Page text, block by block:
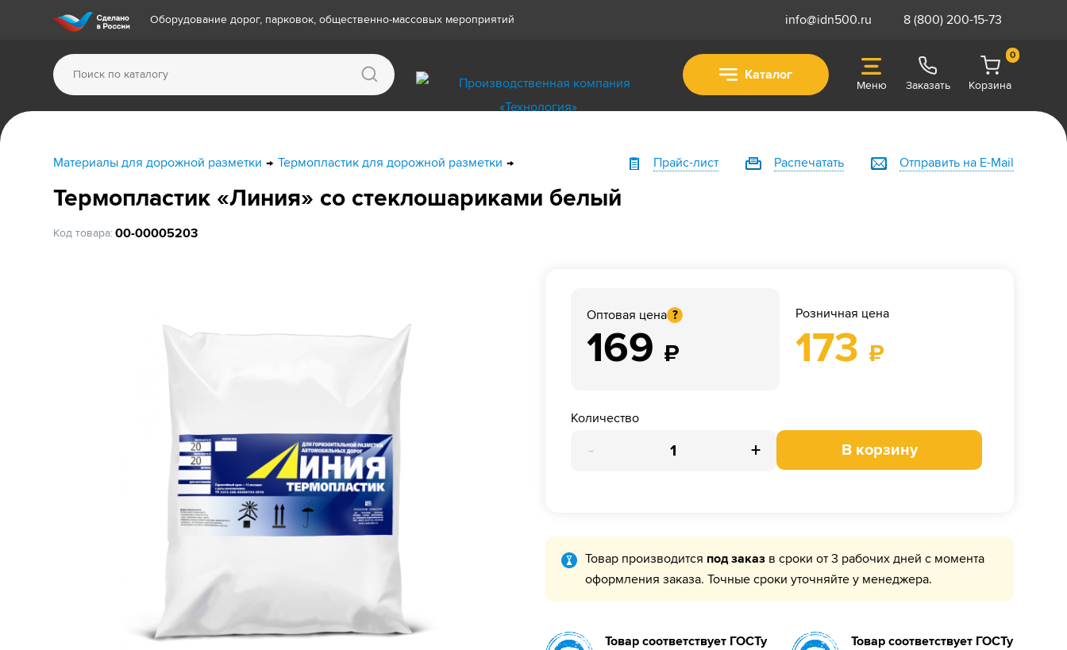
Оборудование дорог, парковок, общественно-массовых мероприятий info@idn500.ru 8 (800) 200-15-73
Каталог
Меню Заказать
0
Корзина
Материалы для дорожной разметки Термопластик для дорожной разметки Прайс-лист Распечатать Отправить на E-Mail
Термопластик «Линия» со стеклошариками белый
Код товара: 00-00005203
Оптовая цена ?
169 ₽
Розничная цена
173 ₽
Количество
- + В корзину
Товар производится под заказ в сроки от 3 рабочих дней с момента
оформления заказа. Точные сроки уточняйте у менеджера.
Товар соответствует ГОСТу
Товар соответствует ГОСТу